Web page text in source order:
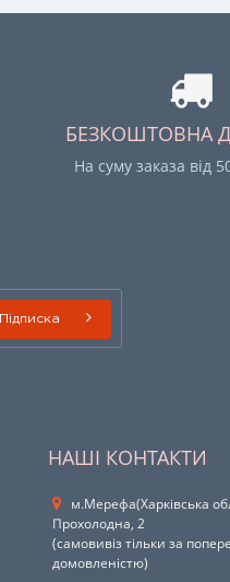
БЕЗКОШТОВНА
На суму заказа від
Підписка
НАШІ КОНТАКТИ
м.Мерефа(Харківська
Прохолодна, 2
(самовивіз тільки за
домовленістю)